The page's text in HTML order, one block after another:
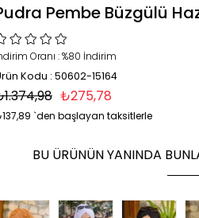
Pembe Büzgülü
Oranı :%80 İndirim
Kodu : 50602-15164
₺275,78
`den başlayan taksitlerle
BU ÜRÜNÜN YANINDA